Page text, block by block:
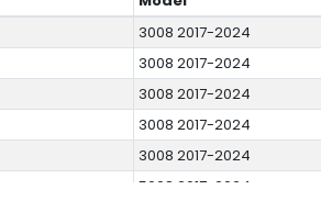
3008 2017-2024
3008 2017-2024
3008 2017-2024
3008 2017-2024
3008 2017-2024
5008 2017-2024